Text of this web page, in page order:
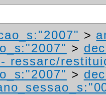
>
>
ressarc/
>